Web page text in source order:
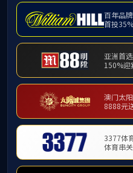
月，作
委、省政府举办的第
新中国成立50周年山
校美术教师作品展金
鸟画研究》《卢东花
论文和千余幅作品在
等专业核心报纸、杂
的时代感，在中国美
记二等功一次，两次
席并受到党和国家领